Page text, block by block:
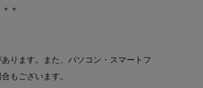
＊
ります。また、パソコン・スマートフ
もございます。